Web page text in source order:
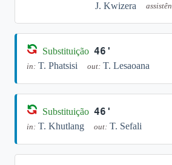
J. Kwizera
Substituição 46'
in: T. Phatsisi out: T. Lesaoana
Substituição 46'
in: T. Khutlang out: T. Sefali